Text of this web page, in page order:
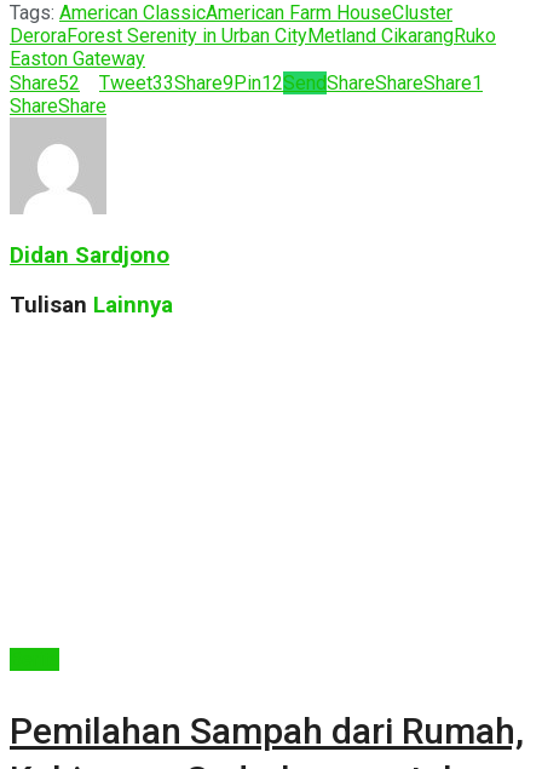
Tags: American ClassicAmerican Farm HouseCluster
DeroraForest Serenity in Urban CityMetland CikarangRuko
Easton Gateway
Share52 Tweet33Share9Pin12SendShareShareShare1
ShareShare
Didan Sardjono
Tulisan Lainnya
Pemilahan Sampah dari Rumah,